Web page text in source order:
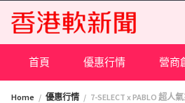
content
首頁 優惠行情 營商
Home 優惠行情 7-SELECT x PABLO 超